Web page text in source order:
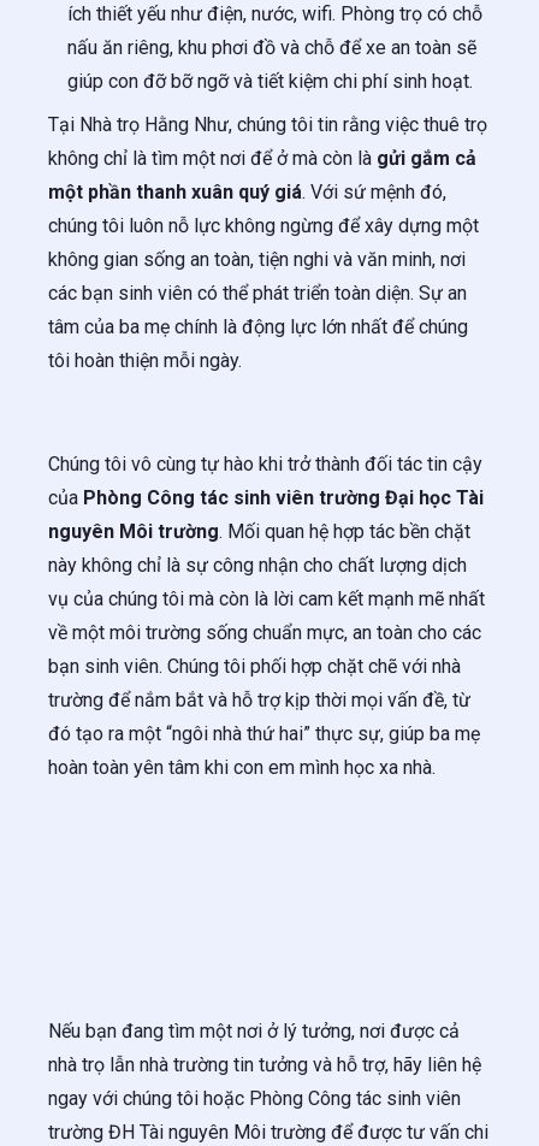
ích thiết yếu như điện, nước, wifi. Phòng trọ có chỗ
nấu ăn riêng, khu phơi đồ và chỗ để xe an toàn sẽ
giúp con đỡ bỡ ngỡ và tiết kiệm chi phí sinh hoạt.
Tại Nhà trọ Hằng Như, chúng tôi tin rằng việc thuê trọ
không chỉ là tìm một nơi để ở mà còn là gửi gắm cả
một phần thanh xuân quý giá. Với sứ mệnh đó,
chúng tôi luôn nỗ lực không ngừng để xây dựng một
không gian sống an toàn, tiện nghi và văn minh, nơi
các bạn sinh viên có thể phát triển toàn diện. Sự an
tâm của ba mẹ chính là động lực lớn nhất để chúng
tôi hoàn thiện mỗi ngày.
Chúng tôi vô cùng tự hào khi trở thành đối tác tin cậy
của Phòng Công tác sinh viên trường Đại học Tài
nguyên Môi trường. Mối quan hệ hợp tác bền chặt
này không chỉ là sự công nhận cho chất lượng dịch
vụ của chúng tôi mà còn là lời cam kết mạnh mẽ nhất
về một môi trường sống chuẩn mực, an toàn cho các
bạn sinh viên. Chúng tôi phối hợp chặt chẽ với nhà
trường để nắm bắt và hỗ trợ kịp thời mọi vấn đề, từ
đó tạo ra một “ngôi nhà thứ hai” thực sự, giúp ba mẹ
hoàn toàn yên tâm khi con em mình học xa nhà.
Nếu bạn đang tìm một nơi ở lý tưởng, nơi được cả
nhà trọ lẫn nhà trường tin tưởng và hỗ trợ, hãy liên hệ
ngay với chúng tôi hoặc Phòng Công tác sinh viên
trường ĐH Tài nguyên Môi trường để được tư vấn chi